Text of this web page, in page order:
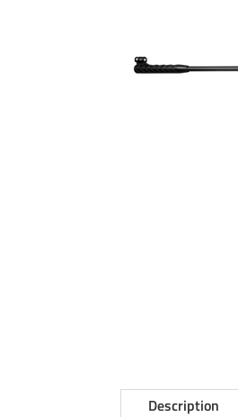
Description